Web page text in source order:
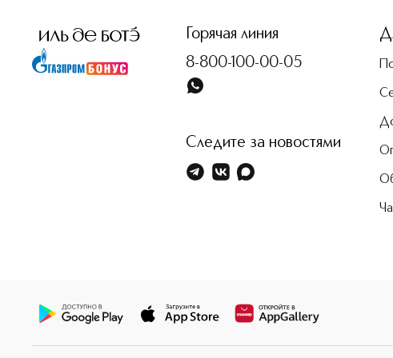
Горячая линия
8-800-100-00-05
Следите за новостями